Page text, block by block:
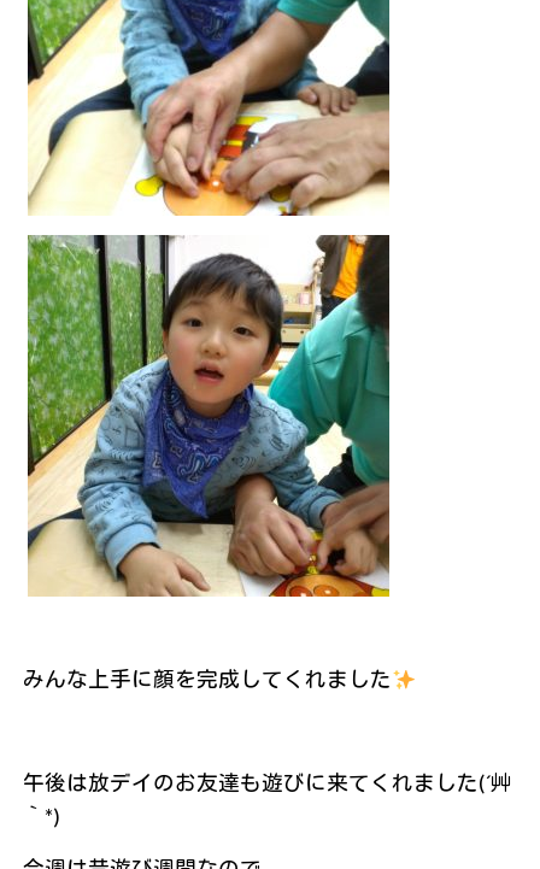
みんな上手に顔を完成してくれました
午後は放デイのお友達も遊びに来てくれました(´艸
｀*)